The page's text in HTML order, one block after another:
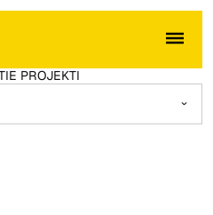
jūsu jumta kopņu vai
šeit savas mājas
PROJEKTI